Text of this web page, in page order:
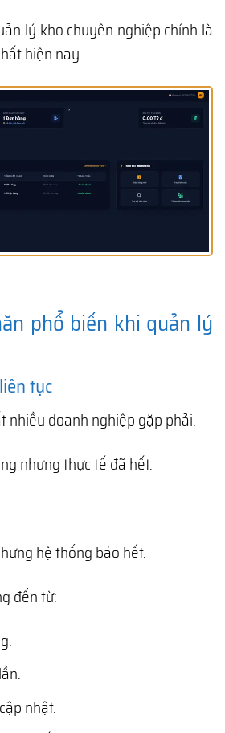
lý kho chuyên nghiệp chính là
hiện nay.
phổ biến khi quản lý
tục
nhiều doanh nghiệp gặp phải.
nhưng thực tế đã hết.
hệ thống báo hết.
đến từ:
nhật.